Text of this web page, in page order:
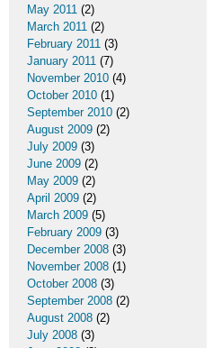
May 2011 (2)
March 2011 (2)
February 2011 (3)
January 2011 (7)
November 2010 (4)
October 2010 (1)
September 2010 (2)
August 2009 (2)
July 2009 (3)
June 2009 (2)
May 2009 (2)
April 2009 (2)
March 2009 (5)
February 2009 (3)
December 2008 (3)
November 2008 (1)
October 2008 (3)
September 2008 (2)
August 2008 (2)
July 2008 (3)